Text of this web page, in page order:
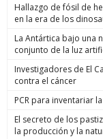
Hallazgo de fósil de
en la era de los
La Antártica bajo una
conjunto de la luz
Investigadores de El
contra el cáncer
PCR para inventariar
El secreto de los
la producción y la